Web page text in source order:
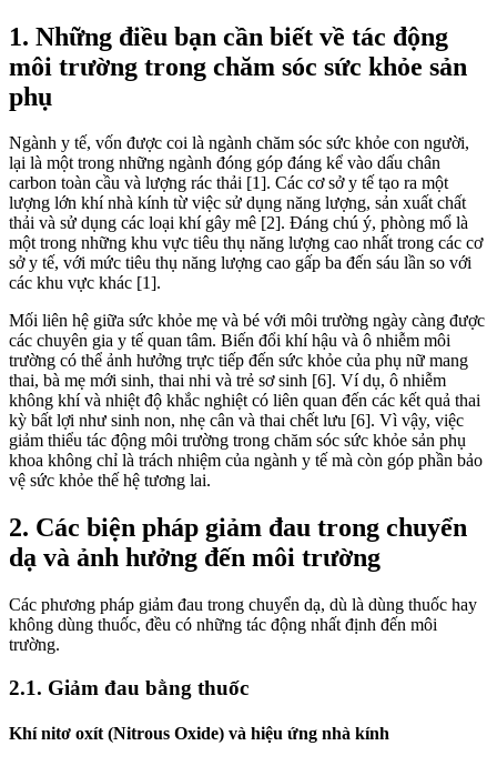
1. Những điều bạn cần biết về tác động
môi trường trong chăm sóc sức khỏe sản
phụ
Ngành y tế, vốn được coi là ngành chăm sóc sức khỏe con người,
lại là một trong những ngành đóng góp đáng kể vào dấu chân
carbon toàn cầu và lượng rác thải [1]. Các cơ sở y tế tạo ra một
lượng lớn khí nhà kính từ việc sử dụng năng lượng, sản xuất chất
thải và sử dụng các loại khí gây mê [2]. Đáng chú ý, phòng mổ là
một trong những khu vực tiêu thụ năng lượng cao nhất trong các cơ
sở y tế, với mức tiêu thụ năng lượng cao gấp ba đến sáu lần so với
các khu vực khác [1].
Mối liên hệ giữa sức khỏe mẹ và bé với môi trường ngày càng được
các chuyên gia y tế quan tâm. Biến đổi khí hậu và ô nhiễm môi
trường có thể ảnh hưởng trực tiếp đến sức khỏe của phụ nữ mang
thai, bà mẹ mới sinh, thai nhi và trẻ sơ sinh [6]. Ví dụ, ô nhiễm
không khí và nhiệt độ khắc nghiệt có liên quan đến các kết quả thai
kỳ bất lợi như sinh non, nhẹ cân và thai chết lưu [6]. Vì vậy, việc
giảm thiểu tác động môi trường trong chăm sóc sức khỏe sản phụ
khoa không chỉ là trách nhiệm của ngành y tế mà còn góp phần bảo
vệ sức khỏe thế hệ tương lai.
2. Các biện pháp giảm đau trong chuyển
dạ và ảnh hưởng đến môi trường
Các phương pháp giảm đau trong chuyển dạ, dù là dùng thuốc hay
không dùng thuốc, đều có những tác động nhất định đến môi
trường.
2.1. Giảm đau bằng thuốc
Khí nitơ oxít (Nitrous Oxide) và hiệu ứng nhà kính